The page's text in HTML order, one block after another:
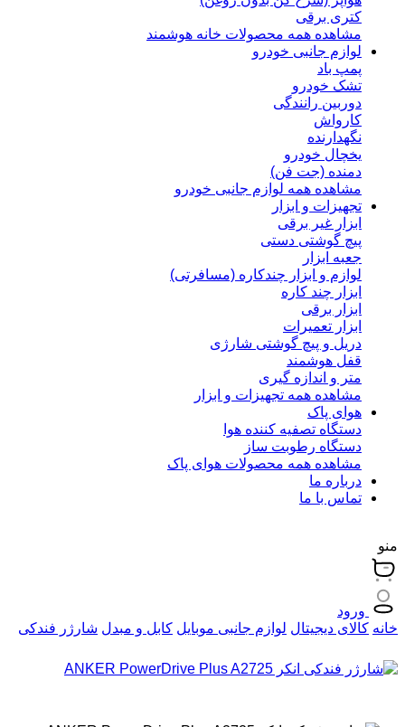
کتری برقی
مشاهده همه محصولات خانه هوشمند
لوازم جانبی خودرو
پمپ باد
تشک خودرو
دوربین رانندگی
کارواش
نگهدارنده
یخچال خودرو
دمنده (جت فن)
مشاهده همه لوازم جانبی خودرو
تجهیزات و ابزار
ابزار غیر برقی
پیچ گوشتی دستی
جعبه ابزار
لوازم و ابزار چندکاره (مسافرتی)
ابزار چند کاره
ابزار برقی
ابزار تعمیرات
دریل و پیچ گوشتی شارژی
قفل هوشمند
متر و اندازه گیری
مشاهده همه تجهیزات و ابزار
هوای پاک
دستگاه تصفیه کننده هوا
دستگاه رطوبت ساز
مشاهده همه محصولات هوای پاک
درباره ما
تماس با ما
منو
ورود
خانه کالای دیجیتال لوازم جانبی موبایل کابل و مبدل شارژر فندکی